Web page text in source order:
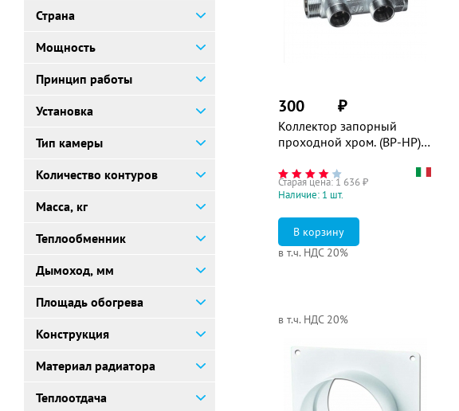
Страна
Мощность
Принцип работы
Установка
Тип камеры
Количество контуров
Масса, кг
Теплообменник
Дымоход, мм
Площадь обогрева
Конструкция
Материал радиатора
Теплоотдача
Коллектор запорный
проходной хром. (ВР-НР)
резьба), MULTIFAR
300 ₽
Старая цена:1 636₽
в т.ч. НДС 20%
Наличие: 1 шт.
в т.ч. НДС 20%